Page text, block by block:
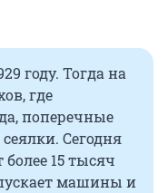
году. Тогда на
где
поперечные
Сегодня
более 15 тысяч
машины и